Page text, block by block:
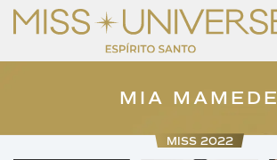
MIA MAMEDE
MISS 2022